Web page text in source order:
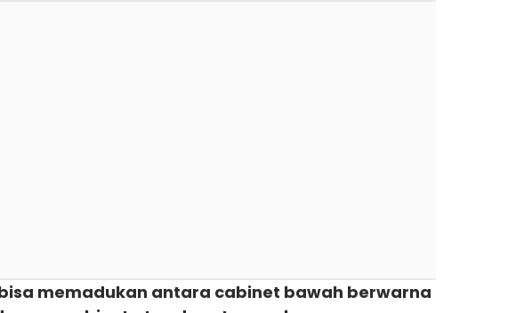
memadukan antara cabinet bawah berwarna